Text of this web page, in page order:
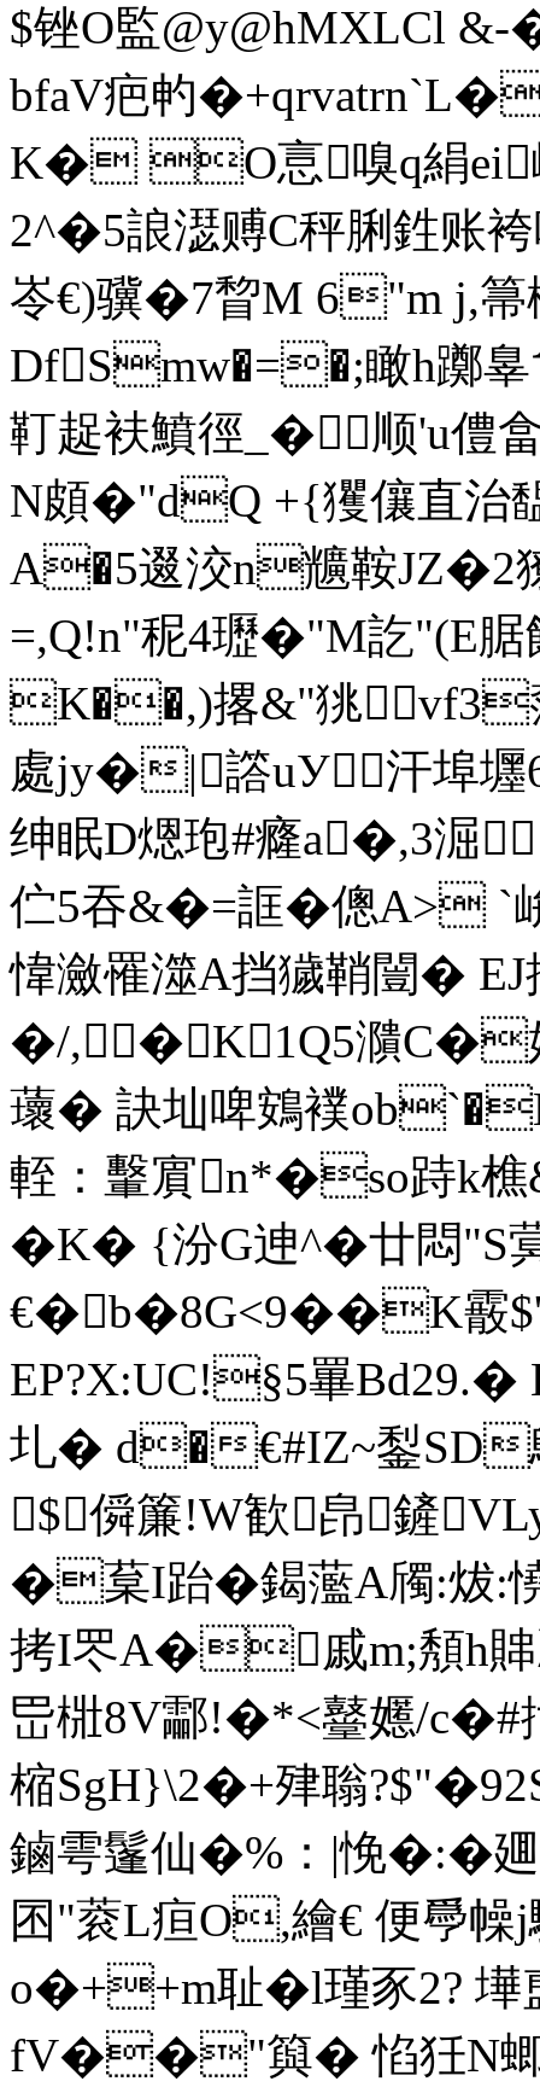
$锉O監@y@hMXLCl &-
bfaV疤畃
K� O悥嗅q絹ei
2^�5誏濏赙C秤脷鉎账
岺€)骥�7睝M 6"m j,
DfSmw�=�;瞰h躑
靪趗衭鱝徑_�顺'u僼
N頗�"dQ +{玃儴直治馧
A�5逫洨n兤鞍JZ�2
=,Q!n"秜4瓑�"M訖"(E腒
K��,)撂&"狣
處jy�|譗uУ汗埠壥
绅眠D煾玸#癃a�,3淈
伫5吞&�=誆�傯
愇瀲罹澨A挡獩鞘闓� EJ
�/,� K1Q5濻C�
蘾� 訣圸啤鴳襆
輊：轚賔n*�so跱k樵
�K� {汾G迧^�廿悶"S
€�b�8G<9��K霰
EP?X:UC!§5罼Bd29.�
圠� d�€#IZ~鋫SD
$僢簾!W歓皍鏟
�葈I跆�鍻蘫A斶:炦:
拷I罖A�戚m;頺h賗
岊梉8V酃!�*<鼞嬺/c�#
樎SgH}\2�+肂聬?$"
鏀雩鬔仙�%：|悗
囨"蓘L疸O,繪€ 便爳幧j
o�++m耻� l瑾豕2? 墷
fV��"籅� 惂狅N蝍